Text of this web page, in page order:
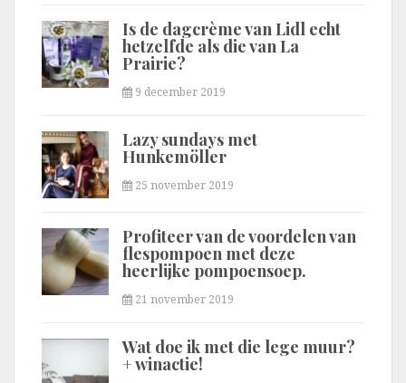
Is de dagcrème van Lidl echt
hetzelfde als die van La
Prairie?
9 december 2019
Lazy sundays met
Hunkemöller
25 november 2019
Profiteer van de voordelen van
flespompoen met deze
heerlijke pompoensoep.
21 november 2019
Wat doe ik met die lege muur?
+ winactie!